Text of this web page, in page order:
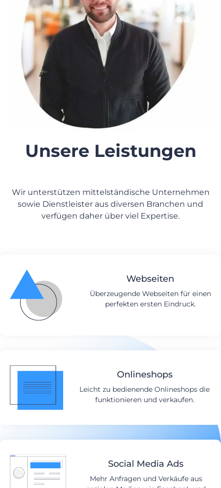
Unsere Leistungen
Wir unterstützen mittelständische Unternehmen
sowie Dienstleister aus diversen Branchen und
verfügen daher über viel Expertise.
Webseiten
Überzeugende Webseiten für einen
perfekten ersten Eindruck.
Onlineshops
Leicht zu bedienende Onlineshops die
funktionieren und verkaufen.
Social Media Ads
Mehr Anfragen und Verkäufe aus